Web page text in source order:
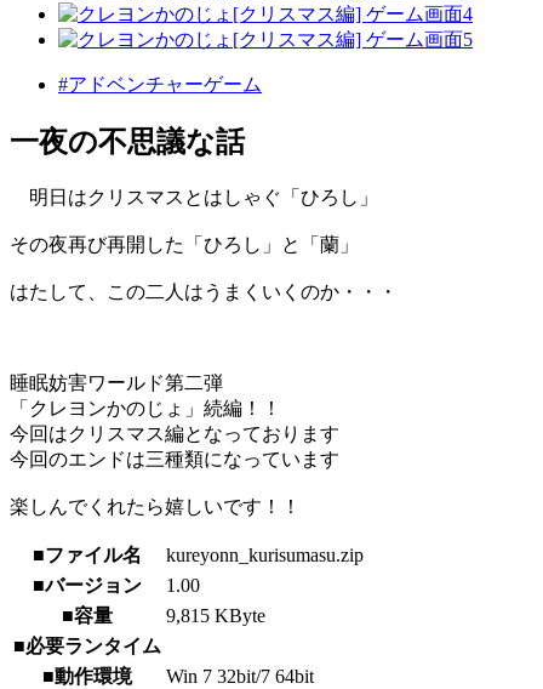
#アドベンチャーゲーム
一夜の不思議な話
明日はクリスマスとはしゃぐ「ひろし」
その夜再び再開した「ひろし」と「蘭」
はたして、この二人はうまくいくのか・・・
睡眠妨害ワールド第二弾
「クレヨンかのじょ」続編！！
今回はクリスマス編となっております
今回のエンドは三種類になっています
楽しんでくれたら嬉しいです！！
■ファイル名
kureyonn_kurisumasu.zip
■バージョン
1.00
■容量
9,815 KByte
■必要ランタイム
■動作環境
Win 7 32bit/7 64bit